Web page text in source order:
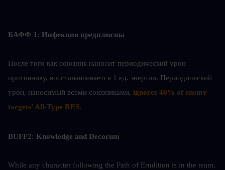
БАФФ 1: Инфекция предплюсны
После того как союзник наносит периодический урон
противнику, восстанавливается 1 ед. энергии. Периодический
урон, наносимый всеми союзниками, ignores 40% of enemy
targets' All-Type RES.
BUFF2: Knowledge and Decorum
While any character following the Path of Erudition is in the team,